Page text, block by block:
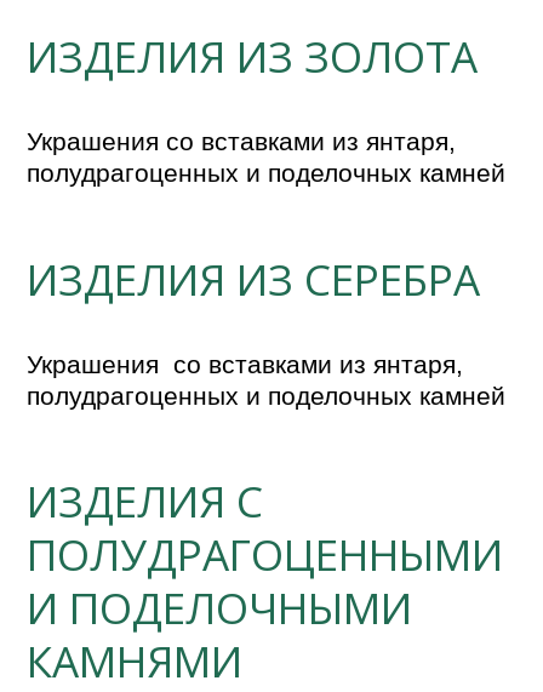
ИЗДЕЛИЯ ИЗ ЗОЛОТА
Украшения со вставками из янтаря,
полудрагоценных и поделочных камней
ИЗДЕЛИЯ ИЗ СЕРЕБРА
Украшения  со вставками из янтаря,
полудрагоценных и поделочных камней
ИЗДЕЛИЯ С
ПОЛУДРАГОЦЕННЫМИ
И ПОДЕЛОЧНЫМИ
КАМНЯМИ